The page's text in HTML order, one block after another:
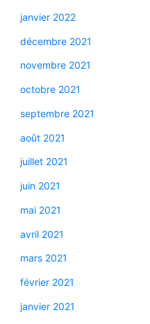
janvier 2022
décembre 2021
novembre 2021
octobre 2021
septembre 2021
août 2021
juillet 2021
juin 2021
mai 2021
avril 2021
mars 2021
février 2021
janvier 2021